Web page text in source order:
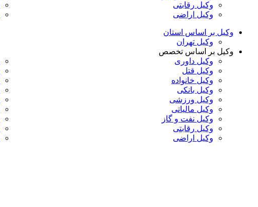
وکیل رقابتی
وکیل اراضی
وکیل بر اساس استان
وکیل تهران
وکیل بر اساس تخصص
وکیل داوری
وکیل قتل
وکیل خانواده
وکیل بانکی
وکیل ورزشی
وکیل مالیاتی
وکیل نفت و گاز
وکیل رقابتی
وکیل اراضی